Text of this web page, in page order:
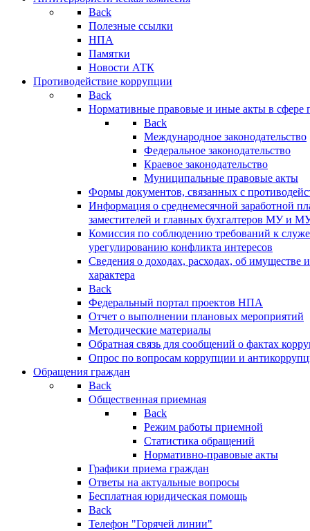
Back
Полезные ссылки
НПА
Памятки
Новости АТК
Противодействие коррупции
Back
Нормативные правовые и иные акты в сфере
Back
Международное законодательство
Федеральное законодательство
Краевое законодательство
Муниципальные правовые акты
Формы документов, связанных с
Информация о среднемесячной заработной
заместителей и главных бухгалтеров МУ и
Комиссия по соблюдению требований к
урегулированию конфликта интересов
Сведения о доходах, расходах, об имуществе
характера
Back
Федеральный портал проектов НПА
Отчет о выполнении плановых мероприятий
Методические материалы
Обратная связь для сообщений о фактах
Опрос по вопросам коррупции и
Обращения граждан
Back
Общественная приемная
Back
Режим работы приемной
Статистика обращений
Нормативно-правовые акты
Графики приема граждан
Ответы на актуальные вопросы
Бесплатная юридическая помощь
Back
Телефон "Горячей линии"